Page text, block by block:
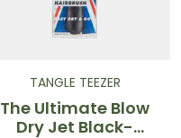
TANGLE TEEZER
The Ultimate Blow
Dry Jet Black-